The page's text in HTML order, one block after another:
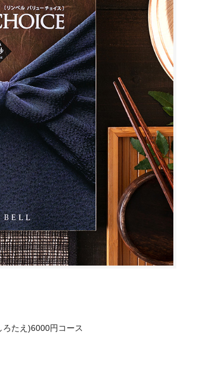
たえ)6000円コース